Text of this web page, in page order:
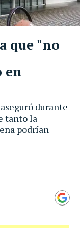
durante
tanto la
podrían
que "no
en